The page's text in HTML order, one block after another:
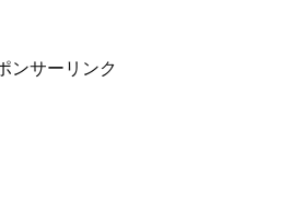
ンサーリンク